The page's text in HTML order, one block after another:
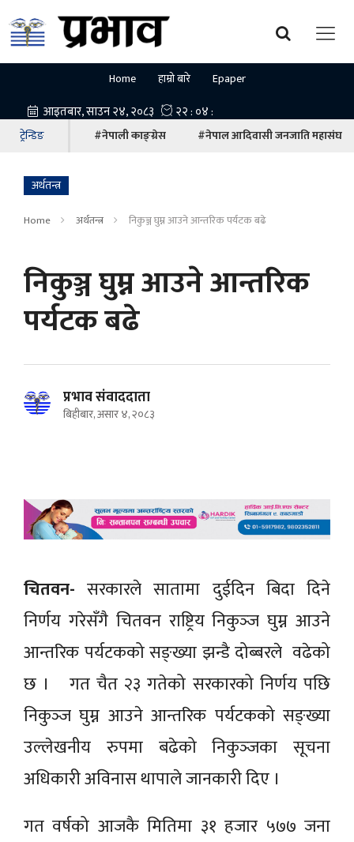
Home हाम्रो बारे Epaper
ट्रेन्डिङ #नेपाली काङ्ग्रेस #नेपाल आदिवासी जनजाति महासंघ
अर्थतन्त्र
Home अर्थतन्त्र निकुञ्ज घुम्न आउने आन्तरिक पर्यटक बढे
निकुञ्ज घुम्न आउने आन्तरिक
पर्यटक बढे
प्रभाव संवाददाता
बिहीबार, असार ४, २०८३
चितवन- सरकारले सातामा दुईदिन बिदा दिने
निर्णय गरेसँगै चितवन राष्ट्रिय निकुञ्‍ज घुम्न आउने
आन्तरिक पर्यटकको सङ्ख्या झन्डै दोब्बरले वढेको
छ । गत चैत २३ गतेको सरकारको निर्णय पछि
निकुञ्‍ज घुम्न आउने आन्तरिक पर्यटकको सङ्ख्या
उल्लेखनीय रुपमा बढेको निकुञ्‍जका सूचना
अधिकारी अविनास थापाले जानकारी दिए ।
गत वर्षको आजकै मितिमा ३१ हजार ५७७ जना